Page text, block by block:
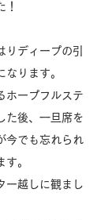
！
ディープの引
ります。
ホープフルステ
た後、一旦席を
今でも忘れられ
。
ー越しに観まし